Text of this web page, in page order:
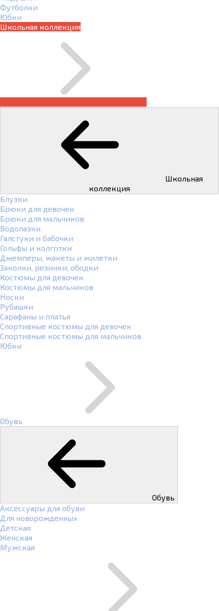
Футболки
Юбки
Школьная коллекция
коллекция
Блузки
Брюки для девочек
Брюки для мальчиков
Водолазки
Галстуки и бабочки
Гольфы и колготки
Джемперы, жакеты и жилетки
Заколки, резинки, ободки
Костюмы для девочек
Костюмы для мальчиков
Носки
Рубашки
Сарафаны и платья
Спортивные костюмы для девочек
Спортивные костюмы для мальчиков
Юбки
Обувь
Обувь
Аксессуары для обуви
Для новорожденных
Детская
Женская
Мужская